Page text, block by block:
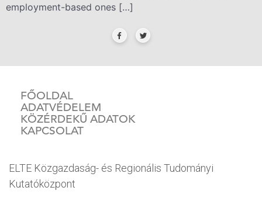
employment-based ones […]
FŐOLDAL
ADATVÉDELEM
KÖZÉRDEKŰ ADATOK
KAPCSOLAT
ELTE Közgazdaság- és Regionális Tudományi
Kutatóközpont